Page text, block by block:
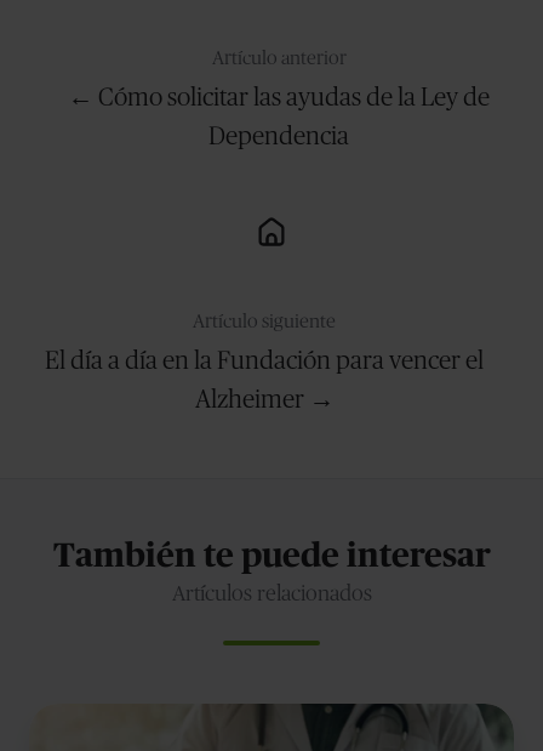
Artículo anterior
← Cómo solicitar las ayudas de la Ley de
Dependencia
Artículo siguiente
El día a día en la Fundación para vencer el
Alzheimer →
También te puede interesar
Artículos relacionados